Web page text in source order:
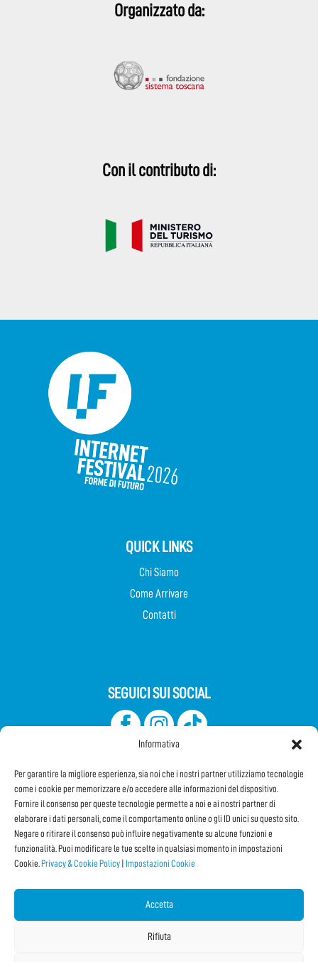
Informativa
Per garantire la migliore esperienza, sia noi che i nostri partner utilizziamo tecnologie
come i cookie per memorizzare e/o accedere alle informazioni del dispositivo.
Fornire il consenso per queste tecnologie permette a noi e ai nostri partner di
elaborare i dati personali, come il comportamento online o gli ID unici su questo sito.
Negare o ritirare il consenso può influire negativamente su alcune funzioni e
funzionalità. Puoi modificare le tue scelte in qualsiasi momento in impostazioni
Cookie. Privacy & Cookie Policy Impostazioni Cookie
Accetta
Rifiuta
Organizzato da:
Con il contributo di:
QUICK LINKS
Chi Siamo
Come Arrivare
Contatti
SEGUICI SUI SOCIAL
Iscriviti alla Newsletter
CONDIVIDI QUESTA PAGINA!
Facebook